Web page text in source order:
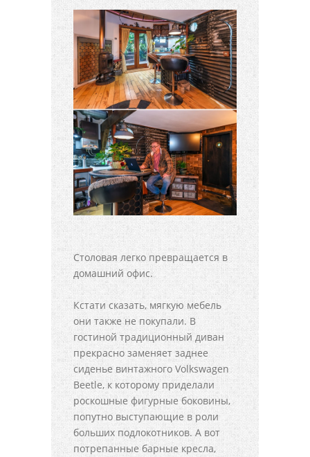
Столовая легко превращается в
домашний офис.
Кстати сказать, мягкую мебель
они также не покупали. В
гостиной традиционный диван
прекрасно заменяет заднее
сиденье винтажного Volkswagen
Beetle, к которому приделали
роскошные фигурные боковины,
попутно выступающие в роли
больших подлокотников. А вот
потрепанные барные кресла,